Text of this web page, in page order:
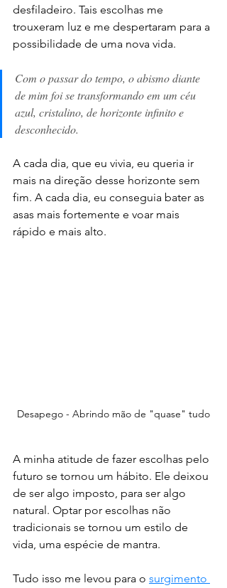
desfiladeiro. Tais escolhas me
trouxeram luz e me despertaram para a
possibilidade de uma nova vida.
Com o passar do tempo, o abismo diante
de mim foi se transformando em um céu
azul, cristalino, de horizonte infinito e
desconhecido.
A cada dia, que eu vivia, eu queria ir
mais na direção desse horizonte sem
fim. A cada dia, eu conseguia bater as
asas mais fortemente e voar mais
rápido e mais alto.
Desapego - Abrindo mão de "quase" tudo
A minha atitude de fazer escolhas pelo
futuro se tornou um hábito. Ele deixou
de ser algo imposto, para ser algo
natural. Optar por escolhas não
tradicionais se tornou um estilo de
vida, uma espécie de mantra.
Tudo isso me levou para o surgimento